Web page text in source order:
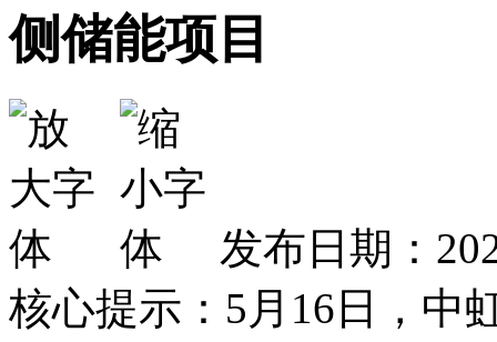
侧储能项目
发布日期：
核心提示：5月16日，中